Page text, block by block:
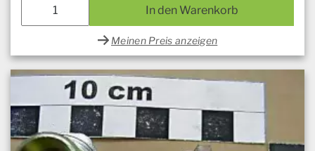
In den Warenkorb
Meinen Preis anzeigen